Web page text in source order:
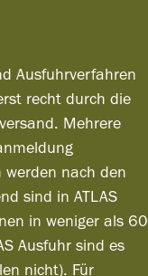
Ausfuhrverfahren
recht durch die
Mehrere
werden nach den
sind in ATLAS
in weniger als 60
Ausfuhr sind es
nicht). Für